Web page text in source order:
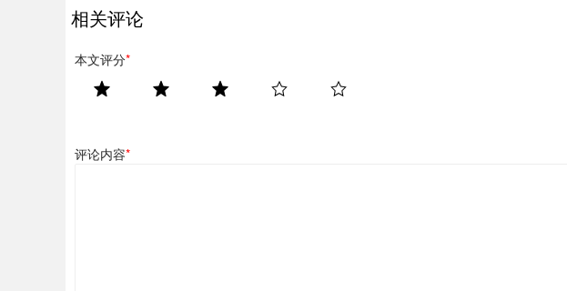
相关评论
本文评分*
评论内容*